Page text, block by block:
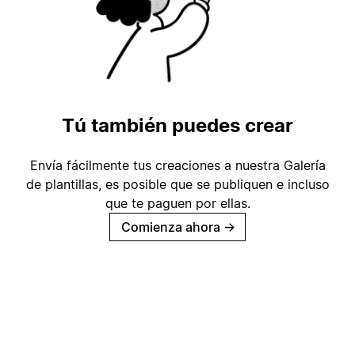
Tú también puedes crear
Envía fácilmente tus creaciones a nuestra Galería
de plantillas, es posible que se publiquen e incluso
que te paguen por ellas.
Comienza ahora →